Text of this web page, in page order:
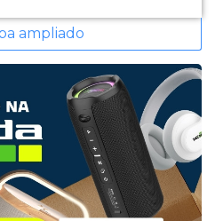
ampliado